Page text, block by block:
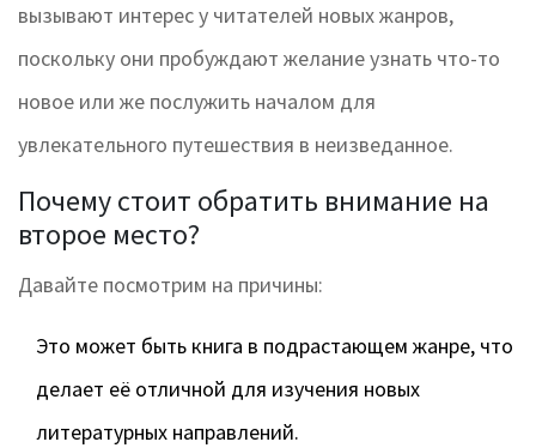
вызывают интерес у читателей новых жанров,
поскольку они пробуждают желание узнать что-то
новое или же послужить началом для
увлекательного путешествия в неизведанное.
Почему стоит обратить внимание на
второе место?
Давайте посмотрим на причины:
Это может быть книга в подрастающем жанре, что
делает её отличной для изучения новых
литературных направлений.